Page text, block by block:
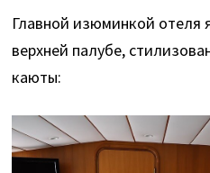
Главной изюминкой отеля
верхней палубе,
каюты: